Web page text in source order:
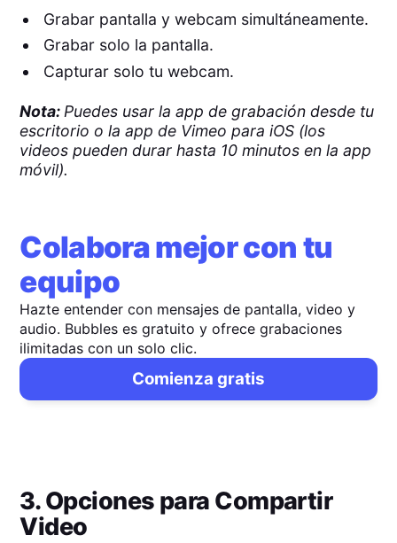
Grabar pantalla y webcam simultáneamente.
Grabar solo la pantalla.
Capturar solo tu webcam.
Nota: Puedes usar la app de grabación desde tu
escritorio o la app de Vimeo para iOS (los
videos pueden durar hasta 10 minutos en la app
móvil).
Colabora mejor con tu
equipo
Hazte entender con mensajes de pantalla, video y
audio. Bubbles es gratuito y ofrece grabaciones
ilimitadas con un solo clic.
Comienza gratis
3. Opciones para Compartir
Video